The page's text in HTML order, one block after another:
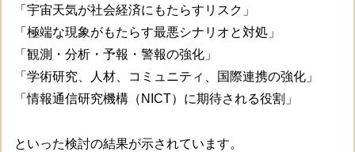
「宇宙天気が社会経済にもたらすリスク」
「極端な現象がもたらす最悪シナリオと対処」
「観測・分析・予報・警報の強化」
「学術研究、人材、コミュニティ、国際連携の強化」
「情報通信研究機構（NICT）に期待される役割」
といった検討の結果が示されています。